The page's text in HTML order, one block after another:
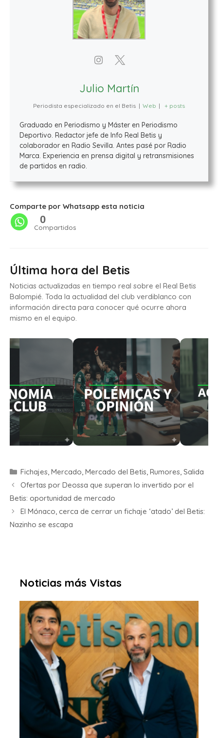
Julio Martín
Periodista especializado en el Betis | Web | + posts
Graduado en Periodismo y Máster en Periodismo
Deportivo. Redactor jefe de Info Real Betis y
colaborador en Radio Sevilla. Antes pasé por Radio
Marca. Experiencia en prensa digital y retransmisiones
de partidos en radio.
Comparte por Whatsapp esta noticia
0
Compartidos
Última hora del Betis
Noticias actualizadas en tiempo real sobre el Real Betis
Balompié. Toda la actualidad del club verdiblanco con
información directa para conocer qué ocurre ahora
mismo en el equipo.
Fichajes, Mercado, Mercado del Betis, Rumores, Salida
Ofertas por Deossa que superan lo invertido por el
Betis: oportunidad de mercado
El Mónaco, cerca de cerrar un fichaje ‘atado’ del Betis:
Nazinho se escapa
Noticias más Vistas